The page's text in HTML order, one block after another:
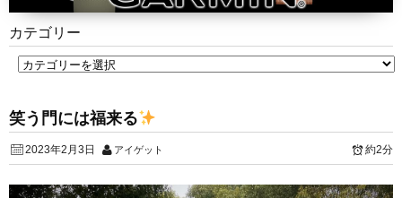
カテゴリー
笑う門には福来る
2023年2月3日 アイゲット 約2分